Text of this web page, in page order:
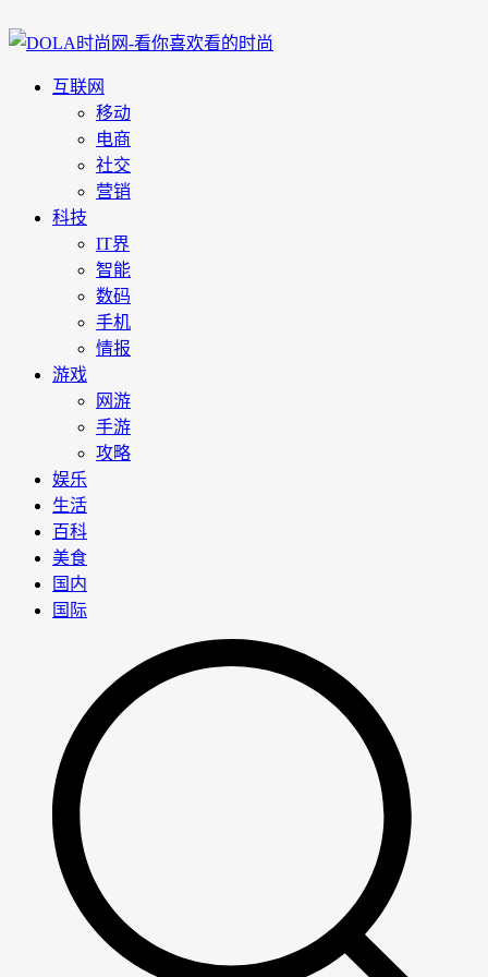
互联网
移动
电商
社交
营销
科技
IT界
智能
数码
手机
情报
游戏
网游
手游
攻略
娱乐
生活
百科
美食
国内
国际